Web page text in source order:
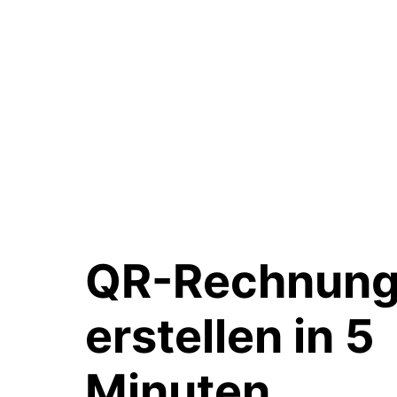
QR-
erstellen in 5